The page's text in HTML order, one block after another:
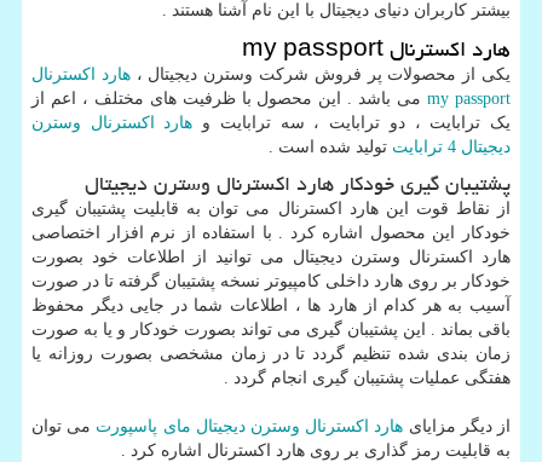
بیشتر کاربران دنیای دیجیتال با این نام آشنا هستند .
هارد اکسترنالmy passport
یکی از محصولات پر فروش شرکت وسترن دیجیتال ،هارد اکسترنال
my passportمی باشد . این محصول با ظرفیت های مختلف ، اعم از
یک ترابایت ، دو ترابایت ، سه ترابایت و هارد اکسترنال وسترن
دیجیتال 4 ترابایت
تولید شده است .
پشتیبان گیری خودکار هارد اکسترنال وسترن دیجیتال
از نقاط قوت این هارد اکسترنال می توان به قابلیت پشتیبان گیری
خودکار این محصول اشاره کرد . با استفاده از نرم افزار اختصاصی
هارد اکسترنال وسترن دیجیتال می توانید از اطلاعات خود بصورت
خودکار بر روی هارد داخلی کامپیوتر نسخه پشتیبان گرفته تا در صورت
آسیب به هر کدام از هارد ها ، اطلاعات شما در جایی دیگر محفوظ
باقی بماند . این پشتیبان گیری می تواند بصورت خودکار و یا به صورت
زمان بندی شده تنظیم گردد تا در زمان مشخصی بصورت روزانه یا
هفتگی عملیات پشتیبان گیری انجام گردد .
از دیگر مزایای هارد اکسترنال وسترن دیجیتال مای پاسپورت می توان
به قابلیت رمز گذاری بر روی هارد اکسترنال اشاره کرد .